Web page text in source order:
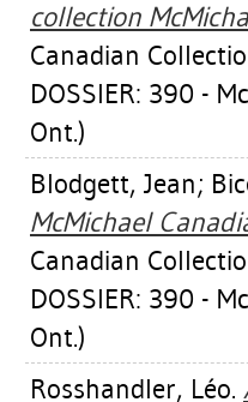
collection
Canadian
DOSSIER: 390 -
Ont.)
Blodgett, Jean;
McMichael
Canadian
DOSSIER: 390 -
Ont.)
Rosshandler, Léo.